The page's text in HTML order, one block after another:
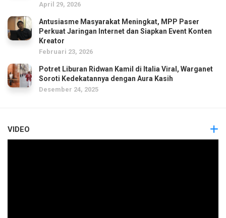
April 29, 2026
Antusiasme Masyarakat Meningkat, MPP Paser
Perkuat Jaringan Internet dan Siapkan Event Konten
Kreator
Februari 23, 2026
Potret Liburan Ridwan Kamil di Italia Viral, Warganet
Soroti Kedekatannya dengan Aura Kasih
Desember 24, 2025
VIDEO